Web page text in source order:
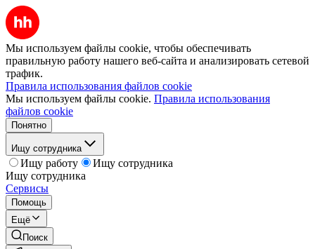
Мы используем файлы cookie, чтобы обеспечивать
правильную работу нашего веб-сайта и анализировать сетевой
трафик.
Правила использования файлов cookie
Мы используем файлы cookie. Правила использования
файлов cookie
Понятно
Ищу сотрудника
Ищу работу
Ищу сотрудника
Ищу сотрудника
Сервисы
Помощь
Ещё
Поиск